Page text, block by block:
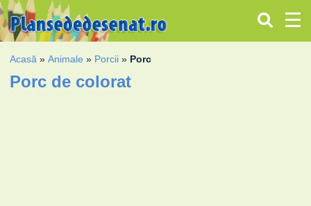
Acasă »Animale » Porcii » Porc
Porc de colorat